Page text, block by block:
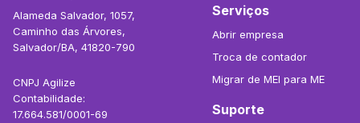
Alameda Salvador, 1057,
Caminho das Árvores,
Salvador/BA, 41820-790
CNPJ Agilize
Contabilidade:
17.664.581/0001-69
Serviços
Abrir empresa
Troca de contador
Migrar de MEI para ME
Suporte